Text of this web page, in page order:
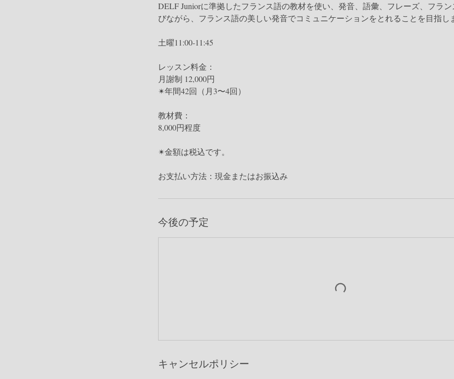
DELF Juniorに準拠したフランス語の教材を使い、発音、語彙、フレーズ、フラ
びながら、フランス語の美しい発音でコミュニケーションをとれることを目指し
土曜11:00-11:45
レッスン料金：
月謝制 12,000円
✴︎年間42回（月3〜4回）
教材費：
8,000円程度
✴︎金額は税込です。
お支払い方法：現金またはお振込み
今後の予定
キャンセルポリシー